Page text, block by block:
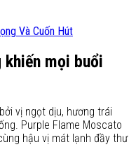
khiến mọi buổi
vị ngọt dịu, hương trái
Purple Flame Moscato
hậu vị mát lạnh đầy thư